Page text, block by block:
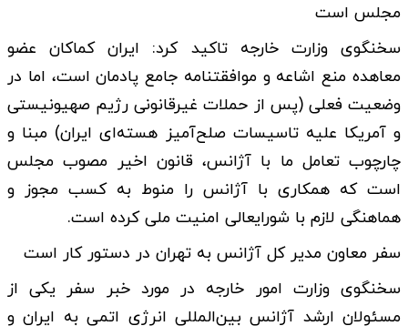
مجلس است
سخنگوی وزارت خارجه تاکید کرد: ایران کماکان عضو
معاهده منع اشاعه و موافقتنامه جامع پادمان است، اما در
وضعیت فعلی (پس از حملات غیرقانونی رژیم صهیونیستی
و آمریکا علیه تاسیسات صلح‌آمیز هسته‌ای ایران) مبنا و
چارچوب تعامل ما با آژانس، قانون اخیر مصوب مجلس
است که همکاری با آژانس را منوط به کسب مجوز و
هماهنگی لازم با شورایعالی امنیت ملی کرده است.
سفر معاون مدیر کل آژانس به تهران در دستور کار است
سخنگوی وزارت امور خارجه در مورد خبر سفر یکی از
مسئولان ارشد آژانس بین‌المللی انرژی اتمی به ایران و